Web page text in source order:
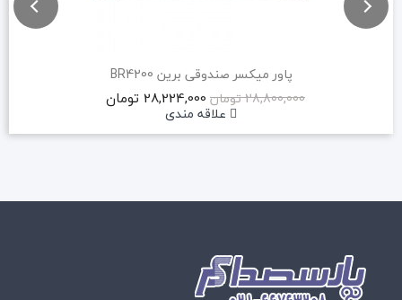
پاور میکسر صندوقی برین BR4200
28,800,000 تومان
28,224,000 تومان
علاقه مندی